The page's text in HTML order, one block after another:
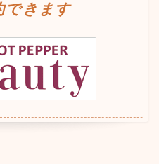
できます